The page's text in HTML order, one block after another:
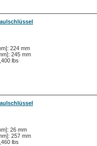
224 mm
245 mm
lbs
26 mm
257 mm
lbs